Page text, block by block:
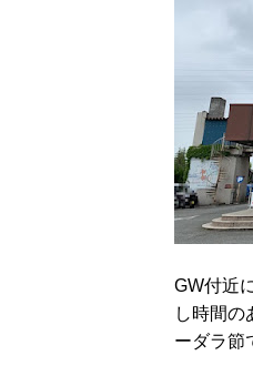
GW付近
し時間の
ーダラ節